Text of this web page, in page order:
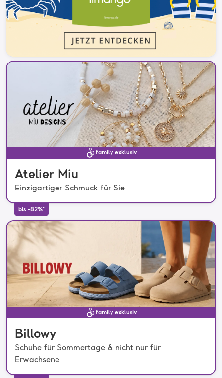
family exklusiv
Atelier Miu
Einzigartiger Schmuck für Sie
bis -82%*
family exklusiv
Billowy
Schuhe für Sommertage & nicht nur für
Erwachsene